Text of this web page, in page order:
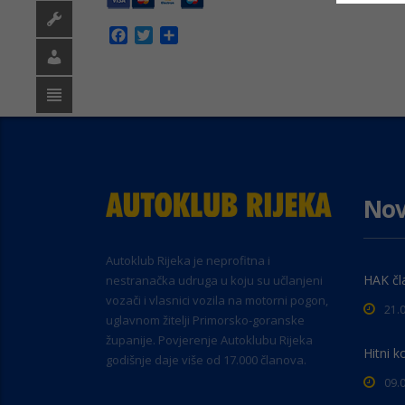
Facebook
Twitter
Autoklub Rijeka je neprofitna i
nestranačka udruga u koju su učlanjeni
vozači i vlasnici vozila na motorni pogon,
uglavnom žitelji Primorsko-goranske
županije. Povjerenje Autoklubu Rijeka
godišnje daje više od 17.000 članova.
HAK
Hitni